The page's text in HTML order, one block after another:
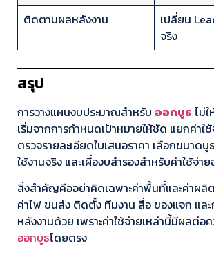
ติดตามผลหลังงาน
เปลี่ยน
จริง
สรุป
การวางแผนงบประมาณสำหรับ ออกบูธ ไม่
เริ่มจากการกำหนดเป้าหมายให้ชัด แยกค่าใ
ตรวจรายละเอียดใบเสนอราคา เลือกขนาดบู
ใช้งานจริง และเผื่องบสำรองสำหรับค่าใช้จ่า
สิ่งสำคัญคืออย่าคิดเฉพาะค่าพื้นที่และค่าผลิ
ค่าไฟ ขนส่ง ติดตั้ง ทีมงาน สื่อ ของแจก แล
หลังงานด้วย เพราะค่าใช้จ่ายเหล่านี้มีผลต่อ
ออกบูธโดยตรง